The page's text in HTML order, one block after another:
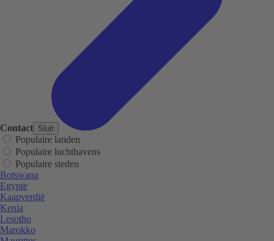
Contact Sluit
Populaire landen
Populaire luchthavens
Populaire steden
Botswana
Egypte
Kaapverdië
Kenia
Lesotho
Marokko